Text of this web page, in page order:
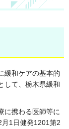
緩和ケアの基本的
して、栃木県緩和
に携わる医師等に
1日健発1201第2